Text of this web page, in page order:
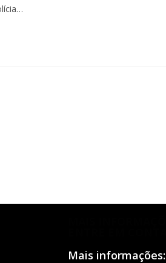
Mais informações: